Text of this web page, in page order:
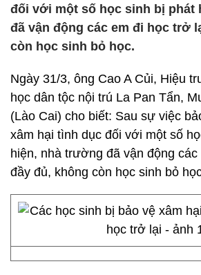
đối với một số học sinh bị phát
đã vận động các em đi học trở
còn học sinh bỏ học.
Ngày 31/3, ông Cao A Củi, Hiệu
học dân tộc nội trú La Pan Tẩn,
(Lào Cai) cho biết: Sau sự việc
xâm hại tình dục đối với một số
hiện, nhà trường đã vận động
đầy đủ, không còn học sinh bỏ